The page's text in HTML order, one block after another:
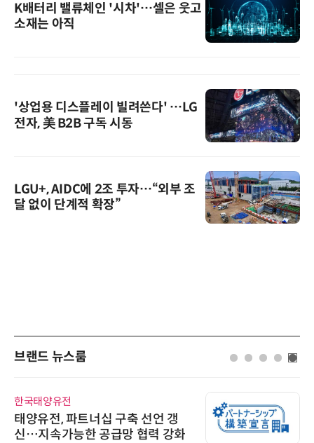
K배터리 밸류체인 '시차'…셀은 웃고
소재는 아직
'상업용 디스플레이 빌려쓴다' …LG
전자, 美 B2B 구독 시동
LGU+, AIDC에 2조 투자…“외부 조
달 없이 단계적 확장”
브랜드 뉴스룸
한국태양유전
태양유전, 파트너십 구축 선언 갱
신…지속가능한 공급망 협력 강화